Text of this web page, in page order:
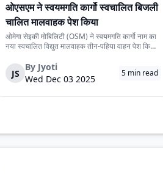
ओएसएम ने स्वयमगति कार्गो स्वचालित बिजली
चालित मालवाहक पेश किया
ओमेगा सेइकी मोबिलिटी (OSM) ने स्वयमगति कार्गो नाम का
नया स्वचालित विद्युत मालवाहक तीन-पहिया वाहन पेश किया
के स्वचालित यात्री संस्करण के बाद औद्योगिक उपयोग के
लिये प्रस्तुत किया गया दूसरा स्वचालित वाहन ...
JS
By Jyoti
Wed Dec 03 2025
5 min read